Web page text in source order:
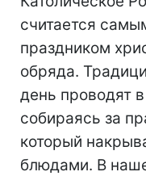
считается
праздником
обряда.
день проводят
собираясь за
который
блюдами. В